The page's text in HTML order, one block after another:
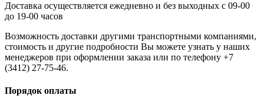
Доставка осуществляется ежедневно и без выходных с 09-00
до 19-00 часов
Возможность доставки другими транспортными компаниями,
стоимость и другие подробности Вы можете узнать у наших
менеджеров при оформлении заказа или по телефону +7
(3412) 27-75-46.
Порядок оплаты